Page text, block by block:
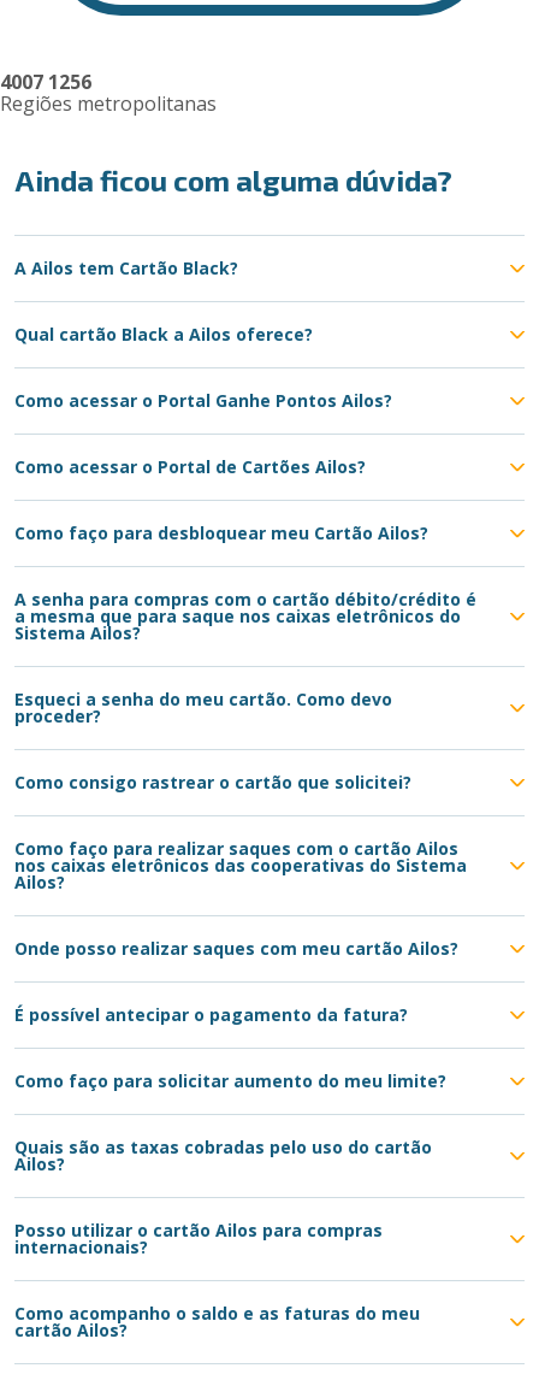
4007 1256
Regiões metropolitanas
Ainda ficou com alguma dúvida?
A Ailos tem Cartão Black?
Qual cartão Black a Ailos oferece?
Como acessar o Portal Ganhe Pontos Ailos?
Como acessar o Portal de Cartões Ailos?
Como faço para desbloquear meu Cartão Ailos?
A senha para compras com o cartão débito/crédito é
a mesma que para saque nos caixas eletrônicos do
Sistema Ailos?
Esqueci a senha do meu cartão. Como devo
proceder?
Como consigo rastrear o cartão que solicitei?
Como faço para realizar saques com o cartão Ailos
nos caixas eletrônicos das cooperativas do Sistema
Ailos?
Onde posso realizar saques com meu cartão Ailos?
É possível antecipar o pagamento da fatura?
Como faço para solicitar aumento do meu limite?
Quais são as taxas cobradas pelo uso do cartão
Ailos?
Posso utilizar o cartão Ailos para compras
internacionais?
Como acompanho o saldo e as faturas do meu
cartão Ailos?